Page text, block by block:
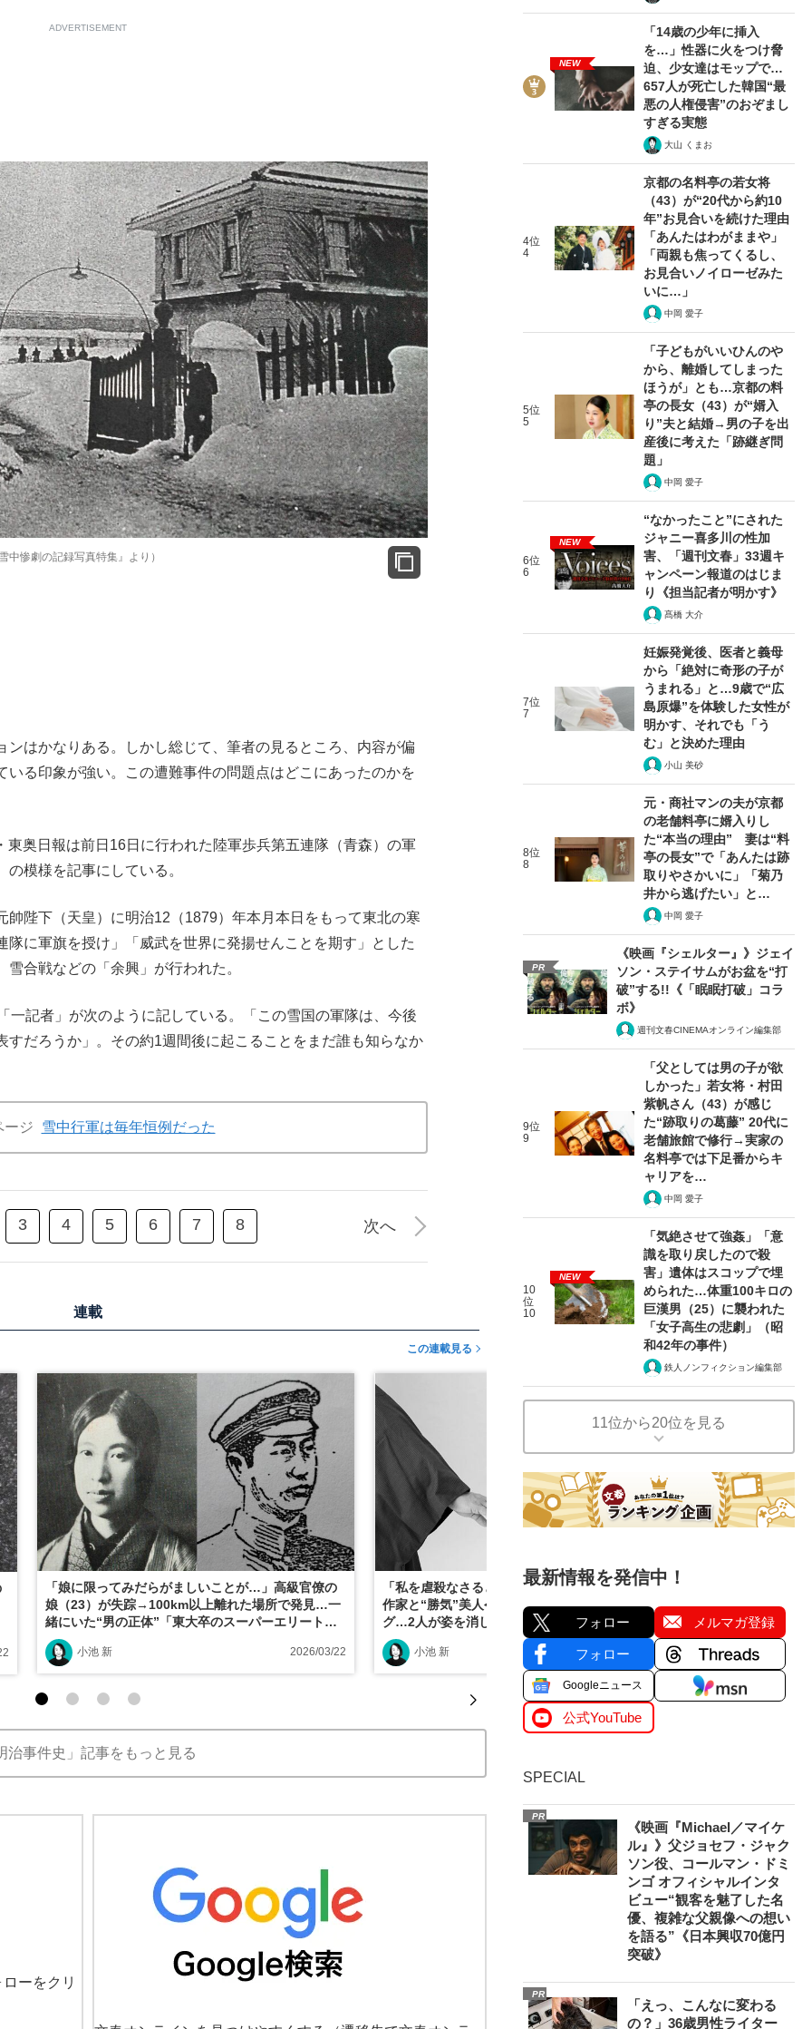
ADVERTISEMENT
惨劇の記録写真特集』より）
はかなりある。しかし総じて、筆者の見るところ、内容が偏
いる印象が強い。この遭難事件の問題点はどこにあったのかを
奥日報は前日16日に行われた陸軍歩兵第五連隊（青森）の軍
模様を記事にしている。
陛下（天皇）に明治12（1879）年本月本日をもって東北の寒
に軍旗を授け」「威武を世界に発揚せんことを期す」とした
合戦などの「余興」が行われた。
記者」が次のように記している。「この雪国の軍隊は、今後
すだろうか」。その約1週間後に起こることをまだ誰も知らなか
ージ 雪中行軍は毎年恒例だった
3 4 5 6 7 8 次へ
連載
この連載見る
「娘に限ってみだらがましいことが…」高級官僚の
娘（23）が失踪→100km以上離れた場所で発見…一
緒にいた“男の正体”「東大卒のスーパーエリート」
「妻子ある身」《塩原事件》
小池 新 2026/03/22
「私を虐殺なさるところを見せて」東大卒エリート
作家と“勝気”美人令嬢（23）が失踪→大バッシン
グ…2人が姿を消した“複雑な事情”
小池 新 2026/03/22
治事件史」記事をもっと見る
ーをクリ
NEW
「14歳の少年に挿入
を…」性器に火をつけ脅
迫、少女達はモップで…
657人が死亡した韓国“最
悪の人権侵害”のおぞまし
すぎる実態
大山 くまお
4位
4
京都の名料亭の若女将
（43）が“20代から約10
年”お見合いを続けた理由
「あんたはわがままや」
「両親も焦ってくるし、
お見合いノイローゼみた
いに…」
中岡 愛子
5位
5
「子どもがいいひんのや
から、離婚してしまった
ほうが」とも…京都の料
亭の長女（43）が“婿入
り”夫と結婚→男の子を出
産後に考えた「跡継ぎ問
題」
中岡 愛子
6位
6
NEW
“なかったこと”にされた
ジャニー喜多川の性加
害、「週刊文春」33週キ
ャンペーン報道のはじま
り《担当記者が明かす》
髙橋 大介
7位
7
妊娠発覚後、医者と義母
から「絶対に奇形の子が
うまれる」と…9歳で“広
島原爆”を体験した女性が
明かす、それでも「う
む」と決めた理由
小山 美砂
8位
8
元・商社マンの夫が京都
の老舗料亭に婿入りし
た“本当の理由” 妻は“料
亭の長女”で「あんたは跡
取りやさかいに」「菊乃
井から逃げたい」と…
中岡 愛子
PR
《映画『シェルター』》ジェイ
ソン・ステイサムがお盆を“打
破”する!!《「眠眠打破」コラ
ボ》
週刊文春CINEMAオンライン編集部
9位
9
「父としては男の子が欲
しかった」若女将・村田
紫帆さん（43）が感じ
た“跡取りの葛藤” 20代に
老舗旅館で修行→実家の
名料亭では下足番からキ
ャリアを…
中岡 愛子
10
位
10
NEW
「気絶させて強姦」「意
識を取り戻したので殺
害」遺体はスコップで埋
められた…体重100キロの
巨漢男（25）に襲われた
「女子高生の悲劇」（昭
和42年の事件）
鉄人ノンフィクション編集部
11位から20位を見る
最新情報を発信中！
フォロー メルマガ登録
フォロー
Googleニュース
公式YouTube
SPECIAL
PR
《映画『Michael／マイケ
ル』》父ジョセフ・ジャク
ソン役、コールマン・ドミ
ンゴ オフィシャルインタ
ビュー“観客を魅了した名
優、複雑な父親像への想い
を語る”《日本興収70億円
突破》
PR
「えっ、こんなに変わる
の？」36歳男性ライター